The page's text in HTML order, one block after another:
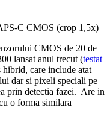
C CMOS (crop 1,5x)
CMOS de 20 de
lansat anul trecut (testat
hibrid, care include atat
dar si pixeli speciali pe
prin detectia fazei. Are in
o forma similara